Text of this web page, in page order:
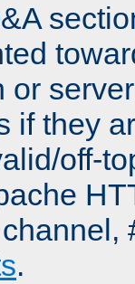
or
if they
off-
.